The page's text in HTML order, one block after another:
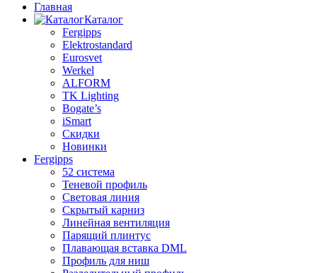
Главная
Каталог
Fergipps
Elektrostandard
Eurosvet
Werkel
ALFORM
TK Lighting
Bogate’s
iSmart
Скидки
Новинки
Fergipps
52 система
Теневой профиль
Световая линия
Скрытый карниз
Линейная вентиляция
Парящий плинтус
Плавающая вставка DML
Профиль для ниш